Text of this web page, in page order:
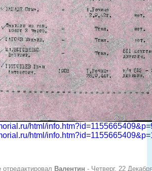
html/
html/
Валентин - Четверг, 22